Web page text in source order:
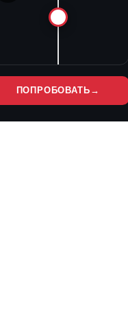
ПОПРОБОВАТЬ →